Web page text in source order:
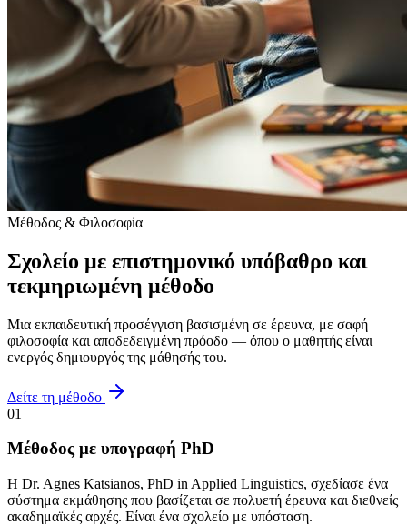
Μέθοδος & Φιλοσοφία
Σχολείο με επιστημονικό υπόβαθρο και
τεκμηριωμένη μέθοδο
Μια εκπαιδευτική προσέγγιση βασισμένη σε έρευνα, με σαφή
φιλοσοφία και αποδεδειγμένη πρόοδο — όπου ο μαθητής είναι
ενεργός δημιουργός της μάθησής του.
Δείτε τη μέθοδο
01
Μέθοδος με υπογραφή PhD
Η Dr. Agnes Katsianos, PhD in Applied Linguistics, σχεδίασε ένα
σύστημα εκμάθησης που βασίζεται σε πολυετή έρευνα και διεθνείς
ακαδημαϊκές αρχές. Είναι ένα σχολείο με υπόσταση.